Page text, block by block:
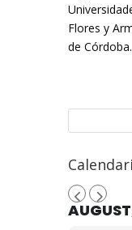
Flores y
de Córdoba.